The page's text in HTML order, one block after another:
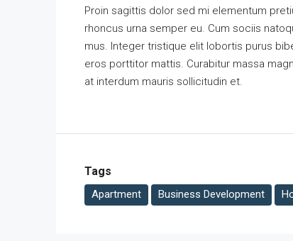
Proin sagittis dolor sed mi elementum
rhoncus urna semper eu. Cum sociis
mus. Integer tristique elit lobortis purus
eros porttitor mattis. Curabitur massa
at interdum mauris sollicitudin et.
Tags
Apartment Business Development